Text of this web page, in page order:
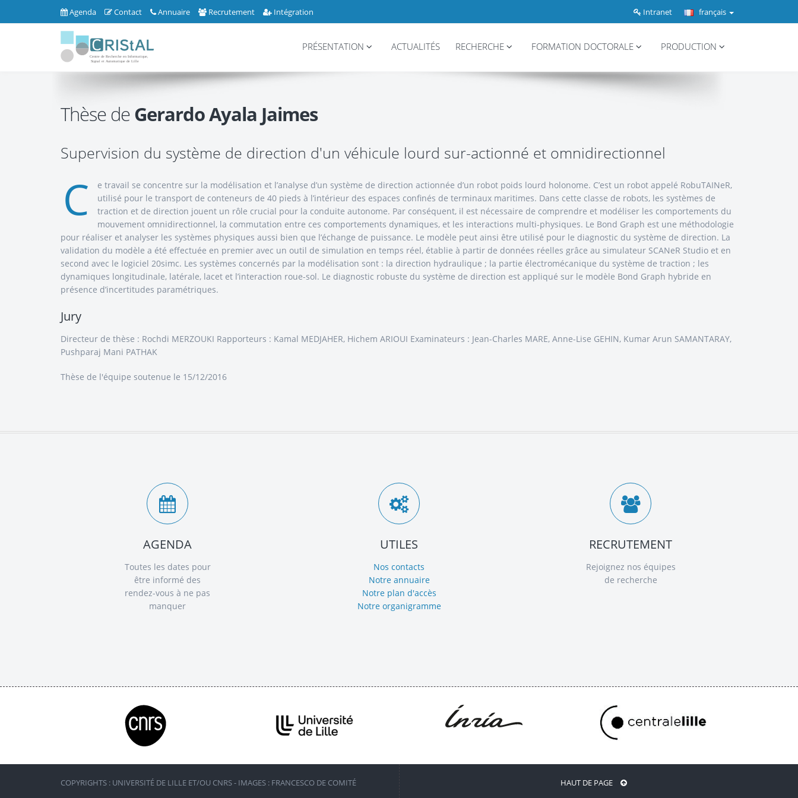
Agenda Contact Annuaire Recrutement Intégration français
Intranet
PRÉSENTATION ACTUALITÉS RECHERCHE FORMATION DOCTORALE PRODUCTION
Thèse deGerardo Ayala Jaimes
Supervision du système de direction d'un véhicule lourd sur-actionné et omnidirectionnel
C
e travail se concentre sur la modélisation et l’analyse d’un système de direction actionnée d’un robot poids lourd holonome. C’est un robot appelé RobuTAINeR,
utilisé pour le transport de conteneurs de 40 pieds à l’intérieur des espaces confinés de terminaux maritimes. Dans cette classe de robots, les systèmes de
traction et de direction jouent un rôle crucial pour la conduite autonome. Par conséquent, il est nécessaire de comprendre et modéliser les comportements du
mouvement omnidirectionnel, la commutation entre ces comportements dynamiques, et les interactions multi-physiques. Le Bond Graph est une méthodologie
pour réaliser et analyser les systèmes physiques aussi bien que l’échange de puissance. Le modèle peut ainsi être utilisé pour le diagnostic du système de direction. La
validation du modèle a été effectuée en premier avec un outil de simulation en temps réel, établie à partir de données réelles grâce au simulateur SCANeR Studio et en
second avec le logiciel 20simc. Les systèmes concernés par la modélisation sont : la direction hydraulique ; la partie électromécanique du système de traction ; les
dynamiques longitudinale, latérale, lacet et l’interaction roue-sol. Le diagnostic robuste du système de direction est appliqué sur le modèle Bond Graph hybride en
présence d’incertitudes paramétriques.
Jury
Directeur de thèse : Rochdi MERZOUKI Rapporteurs : Kamal MEDJAHER, Hichem ARIOUI Examinateurs : Jean-Charles MARE, Anne-Lise GEHIN, Kumar Arun SAMANTARAY,
Pushparaj Mani PATHAK
Thèse de l'équipe soutenue le 15/12/2016
AGENDA
Toutes les dates pour
être informé des
rendez-vous à ne pas
manquer
UTILES
Nos contacts
Notre annuaire
Notre plan d'accès
Notre organigramme
RECRUTEMENT
Rejoignez nos équipes
de recherche
COPYRIGHTS : UNIVERSITÉ DE LILLE ET/OU CNRS - IMAGES : FRANCESCO DE COMITÉ HAUT DE PAGE